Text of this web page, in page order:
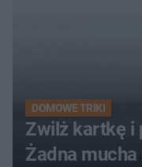
DOMOWE TRIKI
Zwilż kartkę i
Żadna